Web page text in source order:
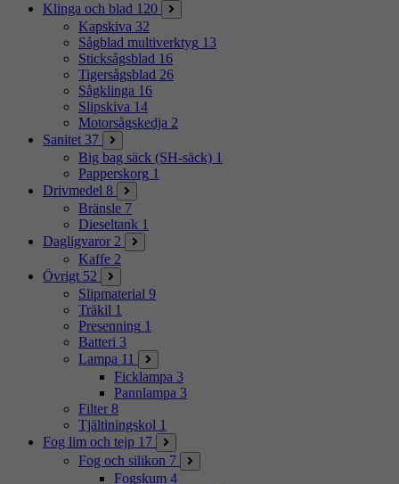
Klinga och blad 120
Kapskiva 32
Sågblad multiverktyg 13
Sticksågsblad 16
Tigersågsblad 26
Sågklinga 16
Slipskiva 14
Motorsågskedja 2
Sanitet 37
Big bag säck (SH-säck) 1
Papperskorg 1
Drivmedel 8
Bränsle 7
Dieseltank 1
Dagligvaror 2
Kaffe 2
Övrigt 52
Slipmaterial 9
Träkil 1
Presenning 1
Batteri 3
Lampa 11
Ficklampa 3
Pannlampa 3
Filter 8
Tjältiningskol 1
Fog lim och tejp 17
Fog och silikon 7
Fogskum 4